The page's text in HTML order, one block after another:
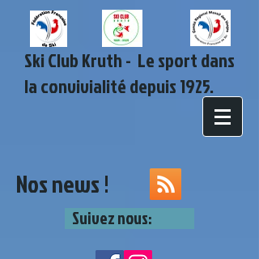
Ski Club Kruth - Le sport dans
la convivialité depuis 1925.
Nos news !
Suivez nous: